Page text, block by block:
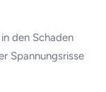
den Schaden
Spannungsrisse